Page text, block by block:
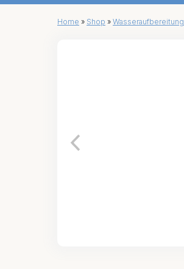
Home » Shop » Wasseraufbereitung